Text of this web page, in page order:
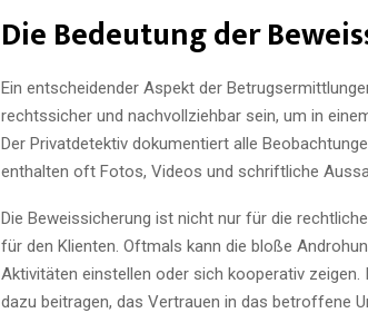
Die Bedeutung der
Ein entscheidender Aspekt der
rechtssicher und nachvollziehbar sein, um in
Der Privatdetektiv dokumentiert alle
enthalten oft Fotos, Videos und schriftliche
Die Beweissicherung ist nicht nur für die
für den Klienten. Oftmals kann die bloße
Aktivitäten einstellen oder sich kooperativ
dazu beitragen, das Vertrauen in das betroffene